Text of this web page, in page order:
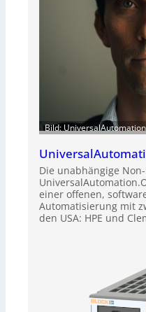
Bild:
Die unabhängige
einer offenen,
Automatisierung mit
den USA: HPE und